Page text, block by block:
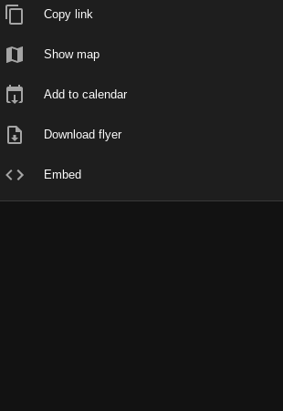
Copy link
Show map
Add to calendar
Download flyer
Embed